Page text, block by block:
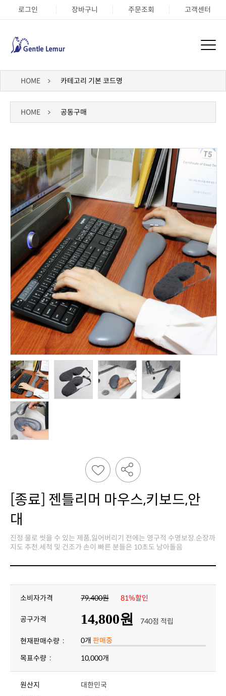
로그인 장바구니 주문조회 고객센터
HOME 카테고리 기본 코드명
HOME 공동구매
대
지도 추천.세척 및 건조가 손이 빠른 분들은 10초도 남아돌음
소비자가격 79,400원 81%할인
공구가격 14,800원 740점 적립
현재판매수량 : 0개 판매중
목표수량 :
10,000개
원산지
대한민국